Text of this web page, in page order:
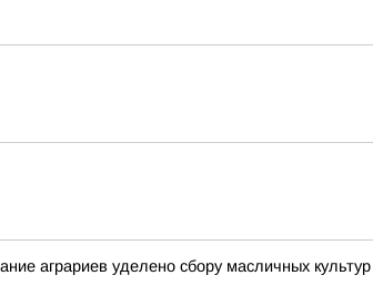
аграриев уделено сбору масличных культур